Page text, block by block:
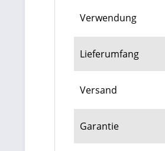
Verwendung
Lieferumfang
Versand
Garantie